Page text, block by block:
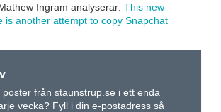
Ingram analyserar: This new
is another attempt to copy Snapchat
poster från staunstrup.se i ett enda
vecka? Fyll i din e-postadress så